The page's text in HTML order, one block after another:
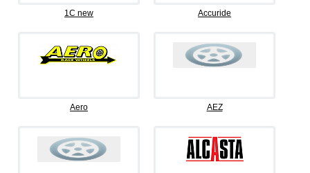
1C new Accuride
Aero AEZ